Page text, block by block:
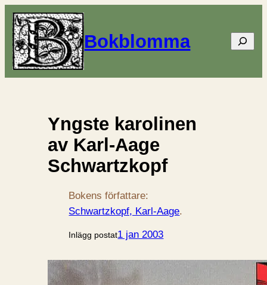
Bokblomma Sök
Yngste karolinen
av Karl-Aage
Schwartzkopf
Bokens författare:
Schwartzkopf, Karl-Aage.
Inlägg postat1 jan 2003